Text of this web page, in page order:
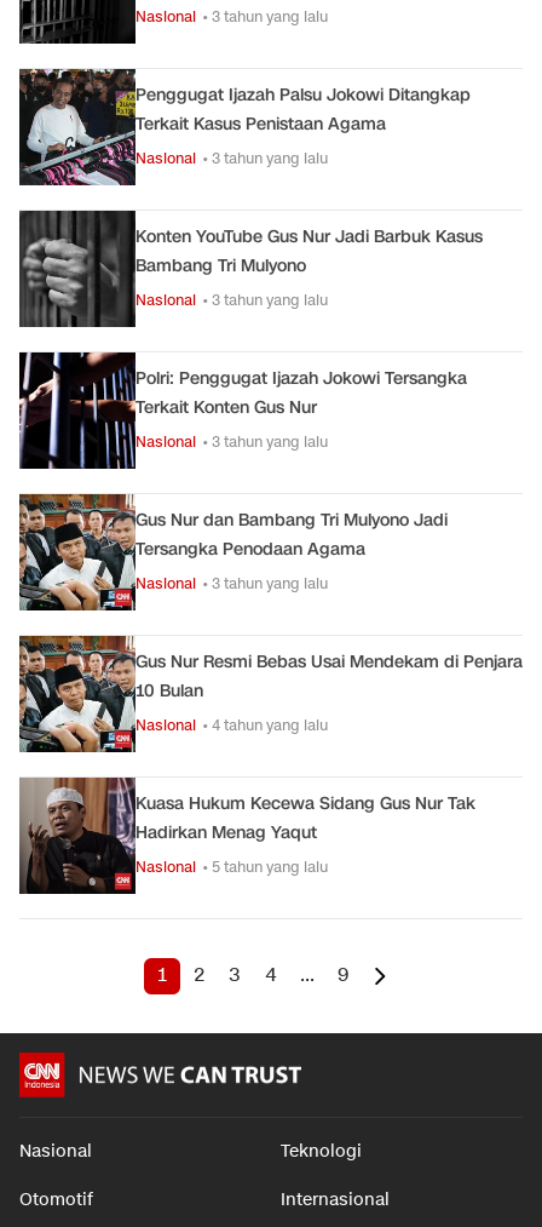
Nasional • 3 tahun yang lalu
Penggugat Ijazah Palsu Jokowi Ditangkap
Terkait Kasus Penistaan Agama
Nasional • 3 tahun yang lalu
Konten YouTube Gus Nur Jadi Barbuk Kasus
Bambang Tri Mulyono
Nasional • 3 tahun yang lalu
Polri: Penggugat Ijazah Jokowi Tersangka
Terkait Konten Gus Nur
Nasional • 3 tahun yang lalu
Gus Nur dan Bambang Tri Mulyono Jadi
Tersangka Penodaan Agama
Nasional • 3 tahun yang lalu
Gus Nur Resmi Bebas Usai Mendekam di Penjara
10 Bulan
Nasional • 4 tahun yang lalu
Kuasa Hukum Kecewa Sidang Gus Nur Tak
Hadirkan Menag Yaqut
Nasional • 5 tahun yang lalu
1 2 3 4 ... 9
Nasional Teknologi
Otomotif Internasional